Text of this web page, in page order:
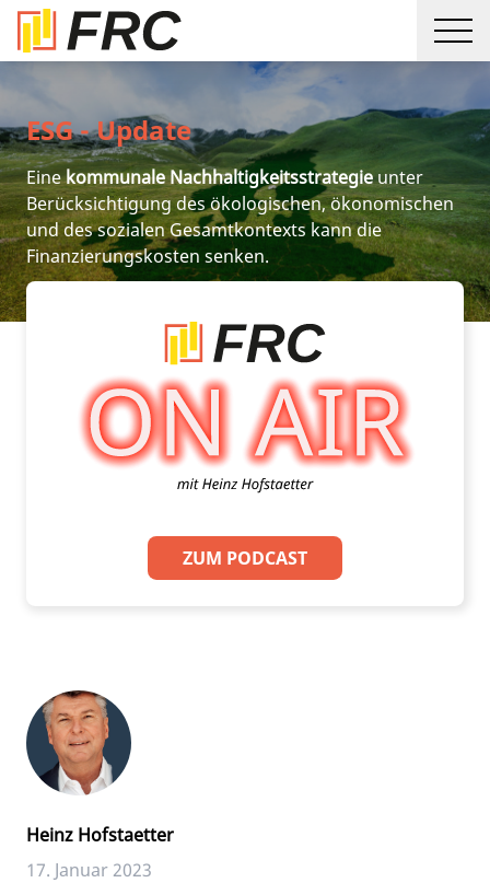
ESG - Update
Einekommunale Nachhaltigkeitsstrategieunter
Berücksichtigung des ökologischen, ökonomischen
und des sozialen Gesamtkontexts kann die
Finanzierungskosten senken.
ZUM PODCAST
Heinz Hofstaetter
17. Januar 2023